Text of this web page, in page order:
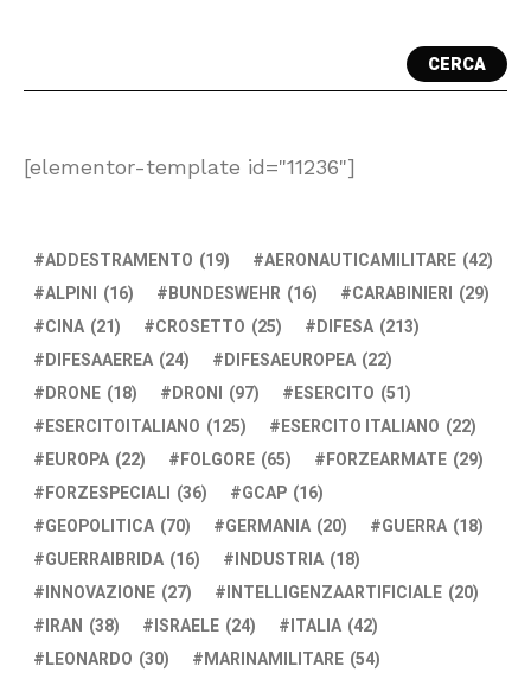
CERCA
[elementor-template id="11236"]
ADDESTRAMENTO (19) AERONAUTICAMILITARE (42)
ALPINI (16) BUNDESWEHR (16) CARABINIERI (29)
CINA (21) CROSETTO (25) DIFESA (213)
DIFESAAEREA (24) DIFESAEUROPEA (22)
DRONE (18) DRONI (97) ESERCITO (51)
ESERCITOITALIANO (125) ESERCITO ITALIANO (22)
EUROPA (22) FOLGORE (65) FORZEARMATE (29)
FORZESPECIALI (36) GCAP (16)
GEOPOLITICA (70) GERMANIA (20) GUERRA (18)
GUERRAIBRIDA (16) INDUSTRIA (18)
INNOVAZIONE (27) INTELLIGENZAARTIFICIALE (20)
IRAN (38) ISRAELE (24) ITALIA (42)
LEONARDO (30) MARINAMILITARE (54)